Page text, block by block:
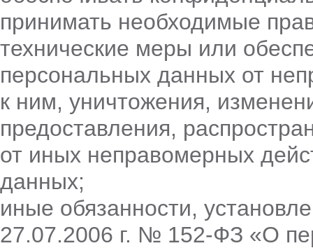
принимать необходимые
технические меры или
персональных данных от
к ним, уничтожения,
предоставления,
от иных неправомерных
данных;
иные обязанности,
27.07.2006 г. № 152-ФЗ «О